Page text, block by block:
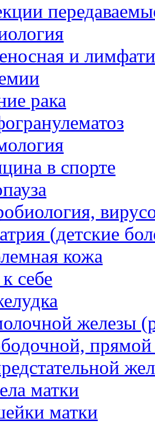
и
рака
в спорте
(детские
кожа
себе
железы
матки
матки